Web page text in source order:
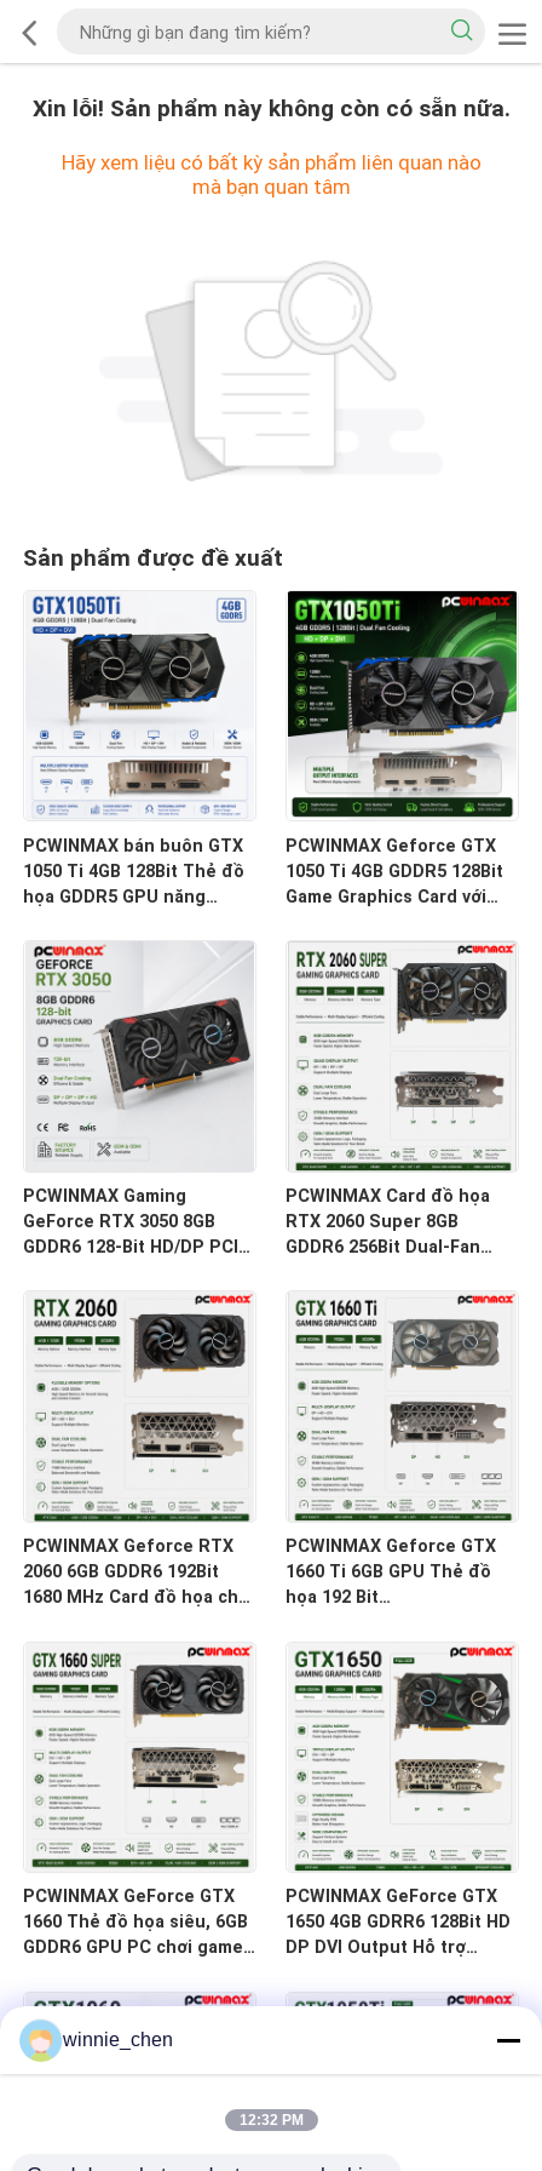
Xin lỗi! Sản phẩm này không còn có sẵn nữa.
Hãy xem liệu có bất kỳ sản phẩm liên quan nào
mà bạn quan tâm
Sản phẩm được đề xuất
PCWINMAX bán buôn GTX
1050 Ti 4GB 128Bit Thẻ đồ
họa GDDR5 GPU năng
DP DVI cho máy tính để
bàn
PCWINMAX Geforce GTX
1050 Ti 4GB GDDR5 128Bit
Game Graphics Card với
Trong kho cho máy tính để
bàn
PCWINMAX Gaming
GeForce RTX 3050 8GB
GDDR6 128-Bit HD/DP PCIe
PC Gaming
PCWINMAX Card đồ họa
RTX 2060 Super 8GB
GDDR6 256Bit Dual-Fan
cho PC chơi game OEM
Bán buôn
PCWINMAX Geforce RTX
2060 6GB GDDR6 192Bit
1680 MHz Card đồ họa chơi
HD/DP/DVI Còn hàng dành
cho các bản dựng máy tính
để bàn
PCWINMAX Geforce GTX
1660 Ti 6GB GPU Thẻ đồ
họa 192 Bit
DVI 14Gbps Bộ nhớ
PCWINMAX GeForce GTX
1660 Thẻ đồ họa siêu, 6GB
GDDR6 GPU PC chơi game
x16 1660S Thẻ chơi game
PCWINMAX GeForce GTX
1650 4GB GDRR6 128Bit HD
DP DVI Output Hỗ trợ
Thẻ đồ họa
winnie_chen
12:32 PM